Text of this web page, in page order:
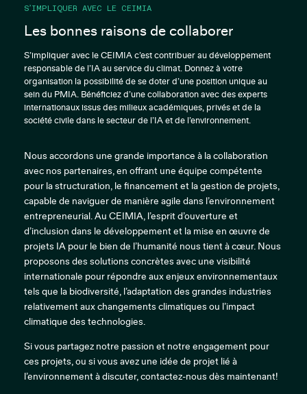
S’IMPLIQUER AVEC LE CEIMIA
Les bonnes raisons de collaborer
S’impliquer avec le CEIMIA c’est contribuer au développement
responsable de l’IA au service du climat. Donnez à votre
organisation la possibilité de se doter d’une position unique au
sein du PMIA. Bénéficiez d’une collaboration avec des experts
internationaux issus des milieux académiques, privés et de la
société civile dans le secteur de l’IA et de l’environnement.
Nous accordons une grande importance à la collaboration
avec nos partenaires, en offrant une équipe compétente
pour la structuration, le financement et la gestion de projets,
capable de naviguer de manière agile dans l’environnement
entrepreneurial. Au CEIMIA, l’esprit d’ouverture et
d’inclusion dans le développement et la mise en œuvre de
projets IA pour le bien de l’humanité nous tient à cœur. Nous
proposons des solutions concrètes avec une visibilité
internationale pour répondre aux enjeux environnementaux
tels que la biodiversité, l’adaptation des grandes industries
relativement aux changements climatiques ou l’impact
climatique des technologies.
Si vous partagez notre passion et notre engagement pour
ces projets, ou si vous avez une idée de projet lié à
l’environnement à discuter, contactez-nous dès maintenant!